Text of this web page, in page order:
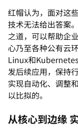
红帽认为，面对这
技术无法给出答案
之道，可以帮助企
心乃至各种公有云
Linux和
发后续应用，保持
实现自动化、调整
以比拟的。
从核心到边缘